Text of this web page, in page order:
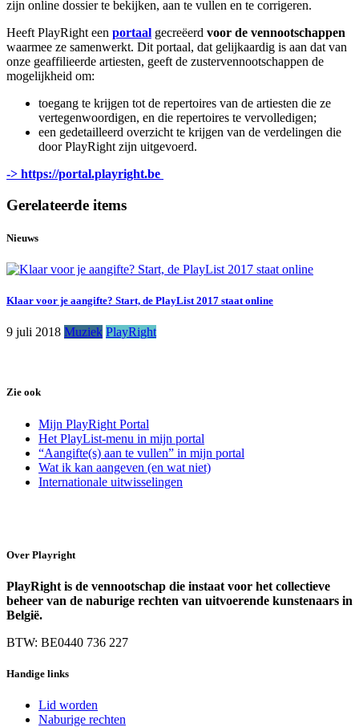
zijn online dossier te bekijken, aan te vullen en te corrigeren.
Heeft PlayRight een portaal gecreëerd voor de vennootschappen
waarmee ze samenwerkt. Dit portaal, dat gelijkaardig is aan dat van
onze geaffilieerde artiesten, geeft de zustervennootschappen de
mogelijkheid om:
toegang te krijgen tot de repertoires van de artiesten die ze
vertegenwoordigen, en die repertoires te vervolledigen;
een gedetailleerd overzicht te krijgen van de verdelingen die
door PlayRight zijn uitgevoerd.
-> https://portal.playright.be
Gerelateerde items
Nieuws
Klaar voor je aangifte? Start, de PlayList 2017 staat online
9 juli 2018 Muziek PlayRight
Zie ook
Mijn PlayRight Portal
Het PlayList-menu in mijn portal
“Aangifte(s) aan te vullen” in mijn portal
Wat ik kan aangeven (en wat niet)
Internationale uitwisselingen
Over Playright
PlayRight is de vennootschap die instaat voor het collectieve
beheer van de naburige rechten van uitvoerende kunstenaars in
België.
BTW: BE0440 736 227
Handige links
Lid worden
Naburige rechten